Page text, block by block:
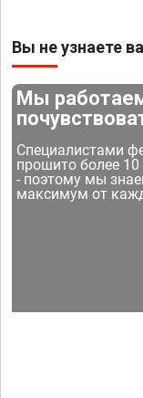
Вы не узнаете
Мы
Специалистами
прошито более
- поэтому мы
максимум от